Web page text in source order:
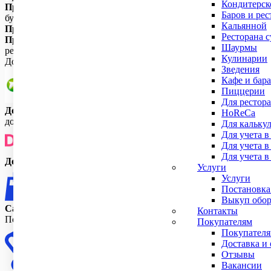
Баров и
Кальянной
Ресторана
Шаурмы
Кулинарии
Зведения
Кафе и бара
Пиццерии
Для
HoReCa
Для
Для учета
Для учета
Для учета
Услуги
Услуги
Выкуп
Контакты
Покупателям
Доставка и
Отзывы
Вакансии
При наличной оплате
, мы извещаем Вас о наличии товара на
бухгалтерских документов и кассовый чек.
При наложенным платеже
, вы оплачиваете товар при
При рассрочке от банка партнера
, вы отправляете нам
решение.
Доставка и получение заказов
Доставка через СДЭК.
Бесплатная доставка
доставляем до ближайшего терминала данной компании
Доставка через Достависту. Доставка осуществляется в
Самовывоз
— вы можете самостоятельно забрать свой заказ
Почему нужно заказать Принтер чеков PayTor TRP80USE II в